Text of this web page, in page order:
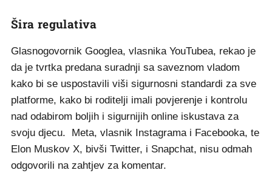
Šira regulativa
Glasnogovornik Googlea, vlasnika YouTubea, rekao je
da je tvrtka predana suradnji sa saveznom vladom
kako bi se uspostavili viši sigurnosni standardi za sve
platforme, kako bi roditelji imali povjerenje i kontrolu
nad odabirom boljih i sigurnijih online iskustava za
svoju djecu. Meta, vlasnik Instagrama i Facebooka, te
Elon Muskov X, bivši Twitter, i Snapchat, nisu odmah
odgovorili na zahtjev za komentar.